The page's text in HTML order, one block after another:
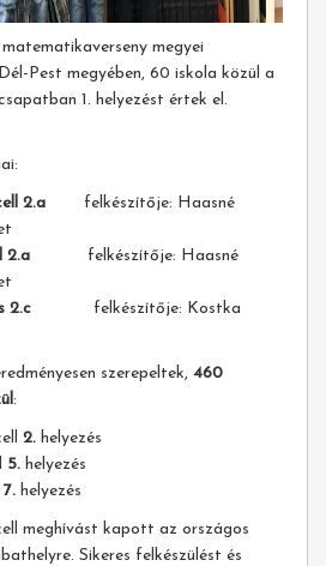
megyei
Pest megyében, 60 iskola közül a
1. helyezést értek el.
2.a felkészítője: Haasné
2.a felkészítője: Haasné
2.c felkészítője: Kostka
szerepeltek, 460
:
2. helyezés
5. helyezés
7. helyezés
meghívást kapott az országos
Sikeres felkészülést és